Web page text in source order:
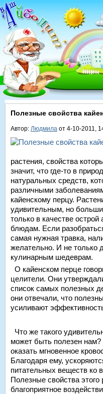
Полезные свойства
Автор: Людмила от 4-10-2011,
растения, свойства
значит, что где-то в
натуральных средств,
различными
кайенскому перцу.
удивительным, но
только в качестве
блюдам. Если
самая нужная травка,
желательно. И не только
кулинарным шедеврам.
О кайенском перце
целители. Они
список самых полезных
они отвечали, что
усиливают
Что же такого
может быть полезен
оказать мгновенное
Благодаря ему,
питательных веществ ко
Полезные свойства
благоприятное